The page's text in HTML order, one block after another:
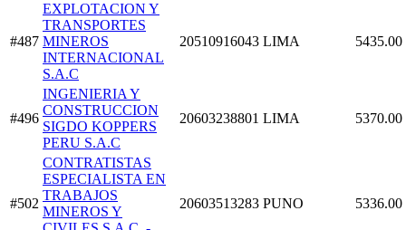
#487
EXPLOTACION Y
TRANSPORTES
MINEROS
INTERNACIONAL
S.A.C
20510916043 LIMA 5435.00
#496
INGENIERIA Y
CONSTRUCCION
SIGDO KOPPERS
PERU S.A.C
20603238801 LIMA 5370.00
#502
CONTRATISTAS
ESPECIALISTA EN
TRABAJOS
MINEROS Y
20603513283 PUNO 5336.00